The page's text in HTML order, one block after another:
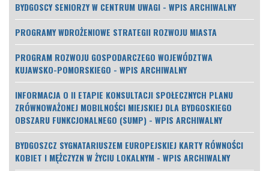
BYDGOSCY SENIORZY W CENTRUM UWAGI - WPIS ARCHIWALNY
PROGRAMY WDROŻENIOWE STRATEGII ROZWOJU MIASTA
PROGRAM ROZWOJU GOSPODARCZEGO WOJEWÓDZTWA
KUJAWSKO-POMORSKIEGO - WPIS ARCHIWALNY
INFORMACJA O II ETAPIE KONSULTACJI SPOŁECZNYCH PLANU
ZRÓWNOWAŻONEJ MOBILNOŚCI MIEJSKIEJ DLA BYDGOSKIEGO
OBSZARU FUNKCJONALNEGO (SUMP) - WPIS ARCHIWALNY
BYDGOSZCZ SYGNATARIUSZEM EUROPEJSKIEJ KARTY RÓWNOŚCI
KOBIET I MĘŻCZYZN W ŻYCIU LOKALNYM - WPIS ARCHIWALNY